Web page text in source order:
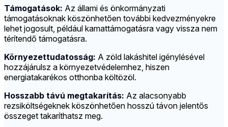
Támogatások: Az állami és önkormányzati
támogatásoknak köszönhetően további kedvezményekre
lehet jogosult, például kamattámogatásra vagy vissza nem
térítendő támogatásra.
Környezettudatosság: A zöld lakáshitel igénylésével
hozzájárulsz a környezetvédelemhez, hiszen
energiatakarékos otthonba költözöl.
Hosszabb távú megtakarítás: Az alacsonyabb
rezsiköltségeknek köszönhetően hosszú távon jelentős
összeget takaríthatsz meg.